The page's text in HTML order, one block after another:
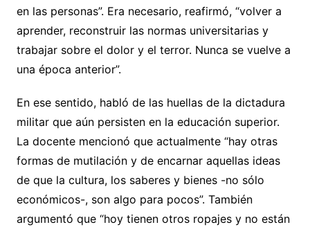
en las personas”. Era necesario, reafirmó, “volver a
aprender, reconstruir las normas universitarias y
trabajar sobre el dolor y el terror. Nunca se vuelve a
una época anterior”.
En ese sentido, habló de las huellas de la dictadura
militar que aún persisten en la educación superior.
La docente mencionó que actualmente “hay otras
formas de mutilación y de encarnar aquellas ideas
de que la cultura, los saberes y bienes -no sólo
económicos-, son algo para pocos”. También
argumentó que “hoy tienen otros ropajes y no están